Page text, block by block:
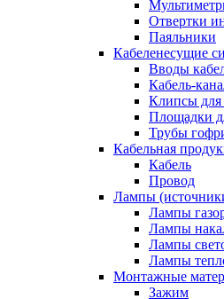
Отвертки
Паяльники
Кабеленесущие
Вводы
Кабель-
Клипсы для
Площадки
Трубы
Кабельная
Кабель
Провод
Лампы
Лампы
Лампы
Лампы
Лампы
Монтажные
Зажим